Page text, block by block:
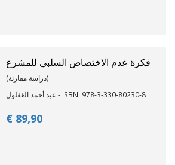
فكرة عدم الاختصاص السلبي للمشرع
(دراسة مقارنة)
عيد أحمد الغفلول - ISBN: 978-3-330-80230-8
€ 89,90